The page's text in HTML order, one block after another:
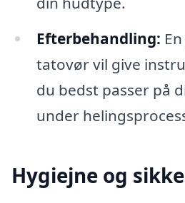
Efterbehandling:
tatovør vil give
du bedst passer på
under
Hygiejne og